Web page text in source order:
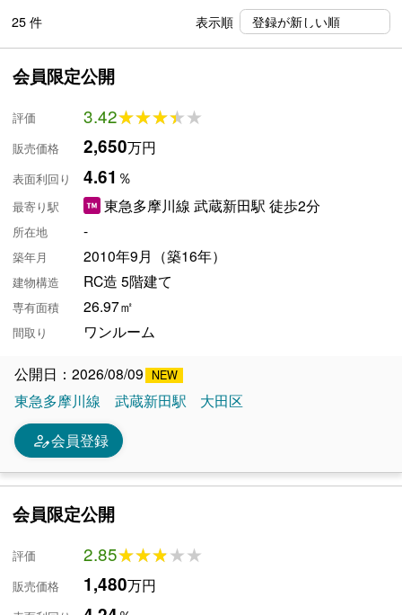
25件 表示順
会員限定公開
評価 3.42★★★★★
★★★★★
販売価格 2,650万円
表面利回り 4.61 ％
最寄り駅 東急多摩川線 武蔵新田駅 徒歩2分
所在地 -
築年月 2010年9月（築16年）
建物構造 RC造 5階建て
専有面積 26.97㎡
間取り ワンルーム
公開日：2026/08/09
東急多摩川線
武蔵新田駅 大田区
person_edit会員登録
会員限定公開
評価 2.85★★★★★
★★★★★
販売価格 1,480万円